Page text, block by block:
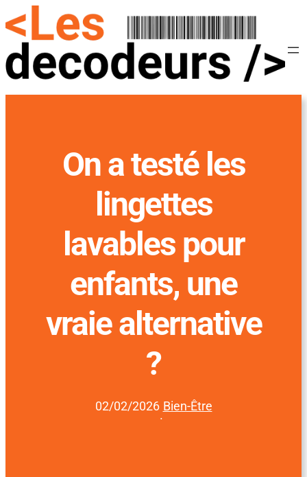
On a testé les
lingettes
lavables pour
enfants, une
vraie alternative
?
02/02/2026
·
Bien-Être